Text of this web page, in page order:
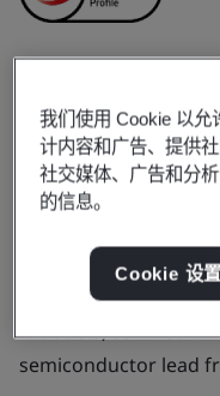
Shun
(Jiangsu)
Business scope:
frame and stationery
Products, services or
semiconductor lead
我们使用 Cookie 以允
计内容和广告、提供
社交媒体、广告和分
的信息。
Cookie 设置